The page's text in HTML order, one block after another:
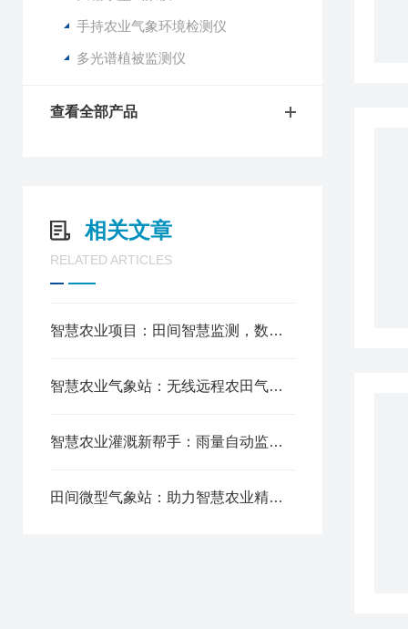
手持农业气象环境检测仪
多光谱植被监测仪
查看全部产品
相关文章
RELATED ARTICLES
智慧农业项目：田间智慧监测，数据可视，精准决策
智慧农业气象站：无线远程农田气象数据自动传输
智慧农业灌溉新帮手：雨量自动监测站精准测报降雨量
田间微型气象站：助力智慧农业精细化管理